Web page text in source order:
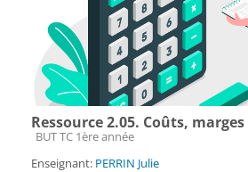
Ressource 2.05. Coûts,
Catégorie de cours
BUT TC 1ère année
Enseignant: PERRIN Julie